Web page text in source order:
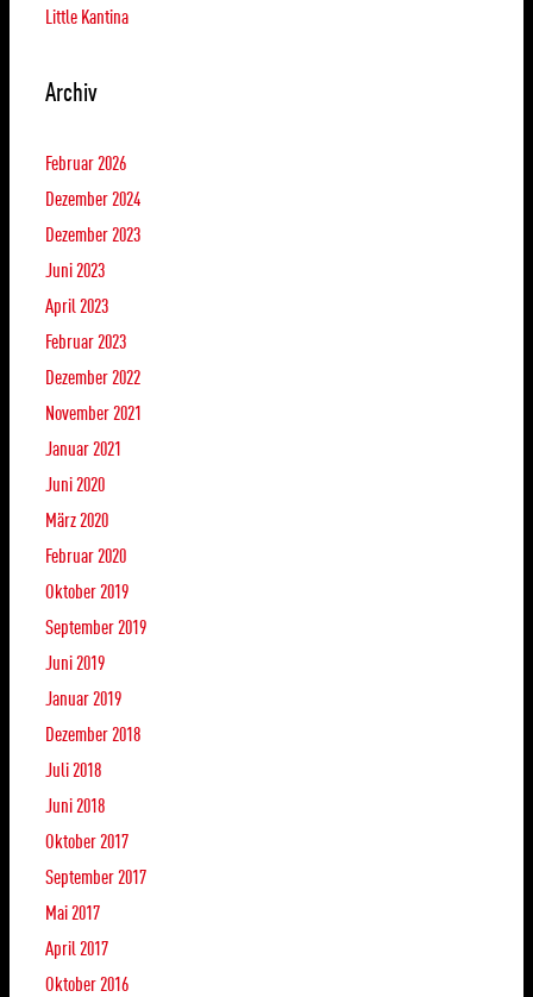
Little Kantina
Archiv
Februar 2026
Dezember 2024
Dezember 2023
Juni 2023
April 2023
Februar 2023
Dezember 2022
November 2021
Januar 2021
Juni 2020
März 2020
Februar 2020
Oktober 2019
September 2019
Juni 2019
Januar 2019
Dezember 2018
Juli 2018
Juni 2018
Oktober 2017
September 2017
Mai 2017
April 2017
Oktober 2016